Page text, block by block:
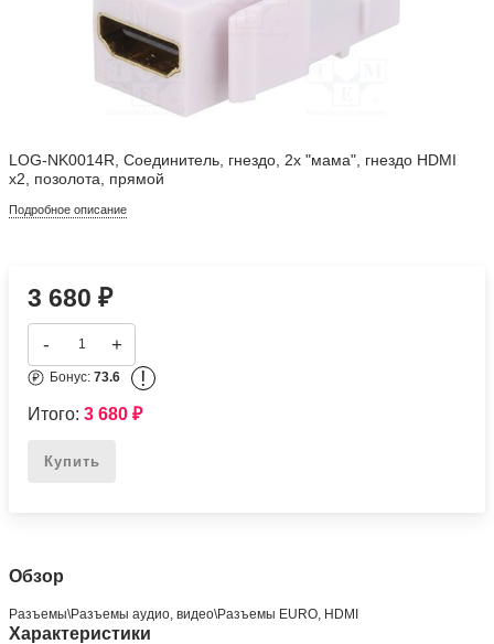
LOG-NK0014R, Соединитель, гнездо, 2x "мама", гнездо HDMI
x2, позолота, прямой
Подробное описание
3 680₽
- +
Бонус:73.6 !
Итого:3 680₽
Купить
Обзор
Разъeмы\Разъeмы аудио, видео\Разъeмы EURO, HDMI
Характеристики